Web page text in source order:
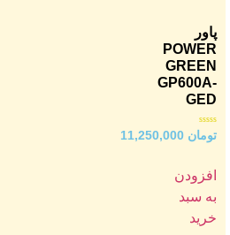
پاور
POWER
GREEN
GP600A-
GED
امتیاز
0
تومان
افزودن
به سبد
خرید